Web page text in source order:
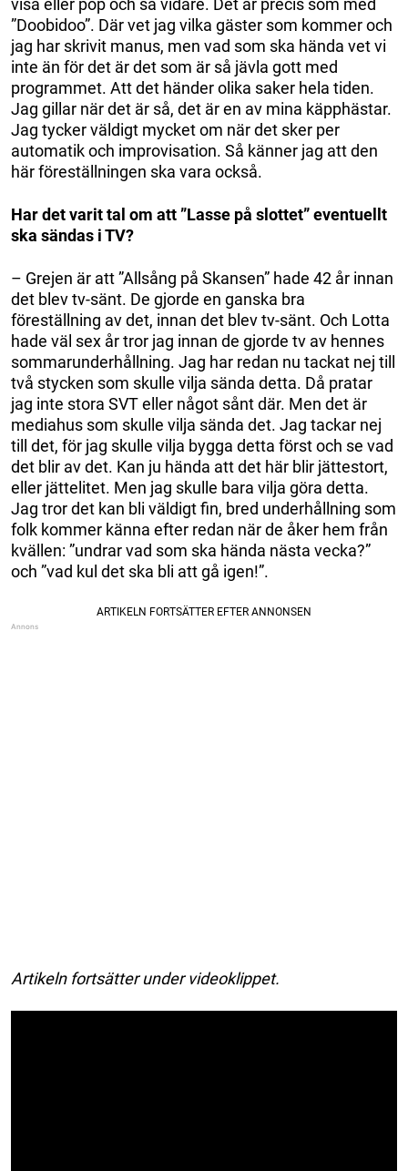
visa eller pop och så vidare. Det är precis som med
”Doobidoo”. Där vet jag vilka gäster som kommer och
jag har skrivit manus, men vad som ska hända vet vi
inte än för det är det som är så jävla gott med
programmet. Att det händer olika saker hela tiden.
Jag gillar när det är så, det är en av mina käpphästar.
Jag tycker väldigt mycket om när det sker per
automatik och improvisation. Så känner jag att den
här föreställningen ska vara också.
Har det varit tal om att ”Lasse på slottet” eventuellt
ska sändas i TV?
– Grejen är att ”Allsång på Skansen” hade 42 år innan
det blev tv-sänt. De gjorde en ganska bra
föreställning av det, innan det blev tv-sänt. Och Lotta
hade väl sex år tror jag innan de gjorde tv av hennes
sommarunderhållning. Jag har redan nu tackat nej till
två stycken som skulle vilja sända detta. Då pratar
jag inte stora SVT eller något sånt där. Men det är
mediahus som skulle vilja sända det. Jag tackar nej
till det, för jag skulle vilja bygga detta först och se vad
det blir av det. Kan ju hända att det här blir jättestort,
eller jättelitet. Men jag skulle bara vilja göra detta.
Jag tror det kan bli väldigt fin, bred underhållning som
folk kommer känna efter redan när de åker hem från
kvällen: ”undrar vad som ska hända nästa vecka?”
och ”vad kul det ska bli att gå igen!”.
Artikeln fortsätter under videoklippet.